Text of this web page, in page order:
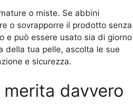
o miste. Se abbini
o sovrapporre il prodotto senza
e può essere usato sia di giorno
della tua pelle, ascolta le sue
e sicurezza.
davvero